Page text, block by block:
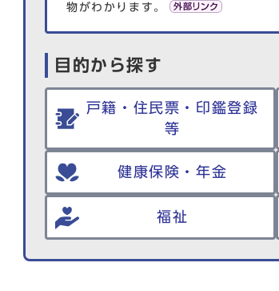
物がわかります。
目的から探す
戸籍・住民票・印鑑登録
等
健康保険・年金
福祉